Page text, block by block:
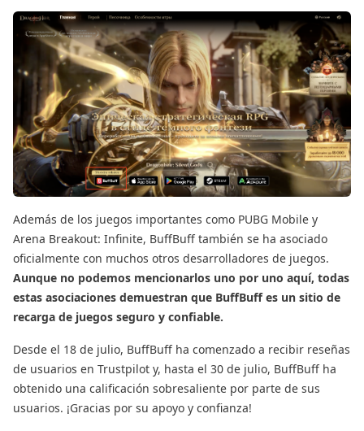
Además de los juegos importantes como PUBG Mobile y
Arena Breakout: Infinite, BuffBuff también se ha asociado
oficialmente con muchos otros desarrolladores de juegos.
Aunque no podemos mencionarlos uno por uno aquí, todas
estas asociaciones demuestran que BuffBuff es un sitio de
recarga de juegos seguro y confiable.
Desde el 18 de julio, BuffBuff ha comenzado a recibir reseñas
de usuarios en Trustpilot y, hasta el 30 de julio, BuffBuff ha
obtenido una calificación sobresaliente por parte de sus
usuarios. ¡Gracias por su apoyo y confianza!